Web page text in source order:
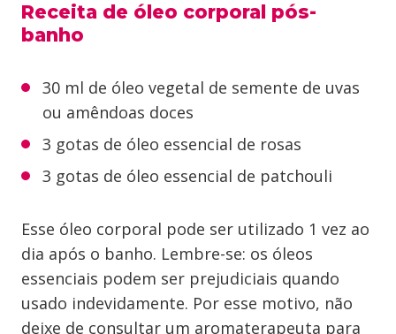
Receita de óleo corporal pós-
banho
30 ml de óleo vegetal de semente de uvas
ou amêndoas doces
3 gotas de óleo essencial de rosas
3 gotas de óleo essencial de patchouli
Esse óleo corporal pode ser utilizado 1 vez ao
dia após o banho. Lembre-se: os óleos
essenciais podem ser prejudiciais quando
usado indevidamente. Por esse motivo, não
deixe de consultar um aromaterapeuta para